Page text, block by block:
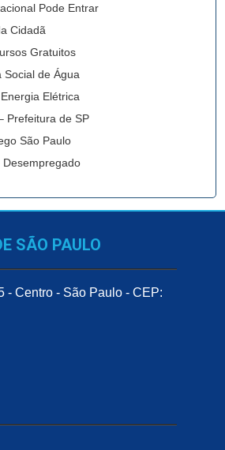
Pode Entrar
Cidadã
Gratuitos
Social de Água
Elétrica
Prefeitura de SP
São Paulo
Desempregado
SÃO PAULO
- Centro - São Paulo - CEP: